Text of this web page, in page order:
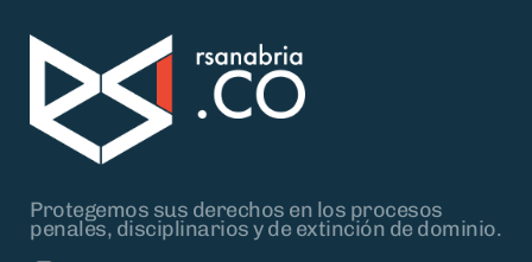
Protegemos sus derechos en los procesos
penales, disciplinarios y de extinción de dominio.